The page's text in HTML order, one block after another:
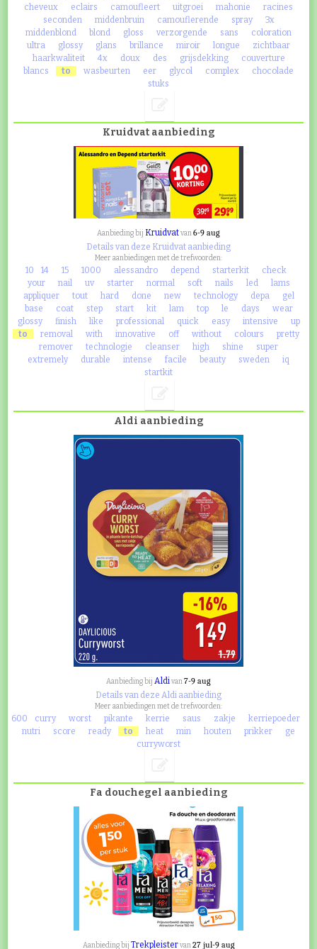
cheveux
eclairs camoufleert uitgroei mahonie
racines
seconden
middenbruin camouflerende spray
3x
middenblond
blond gloss verzorgende sans
coloration
ultra
glossy glans brillance miroir longue
zichtbaar
haarkwaliteit
4x doux des grijsdekking
couverture
blancs
to wasbeurten eer glycol complex
chocolade
stuks
Kruidvat aanbieding
Aanbieding bij Kruidvatvan6-9 aug
Details van deze Kruidvat aanbieding
Meer aanbiedingen met de trefwoorden:
10 14 15 1000 alessandro depend starterkit
check
your
nail uv starter normal soft nails led
lams
appliquer
tout hard done new technology depa
gel
base
coat step start kit lam top le days
wear
glossy
finish like professional quick easy intensive
up
to
removal with innovative off without colours
pretty
remover
technologie cleanser high shine
super
extremely
durable intense facile beauty sweden
iq
startkit
Aldi aanbieding
Aanbieding bij Aldivan7-9 aug
Details van deze Aldi aanbieding
Meer aanbiedingen met de trefwoorden:
600 curry worst pikante kerrie saus zakje
kerriepoeder
nutri
score ready to heat min houten prikker
ge
curryworst
Fa douchegel aanbieding
Aanbieding bij Trekpleistervan27 jul-9 aug